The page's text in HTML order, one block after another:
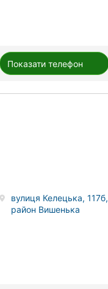
Показати телефон
вулиця Келецька, 117б,
район Вишенька